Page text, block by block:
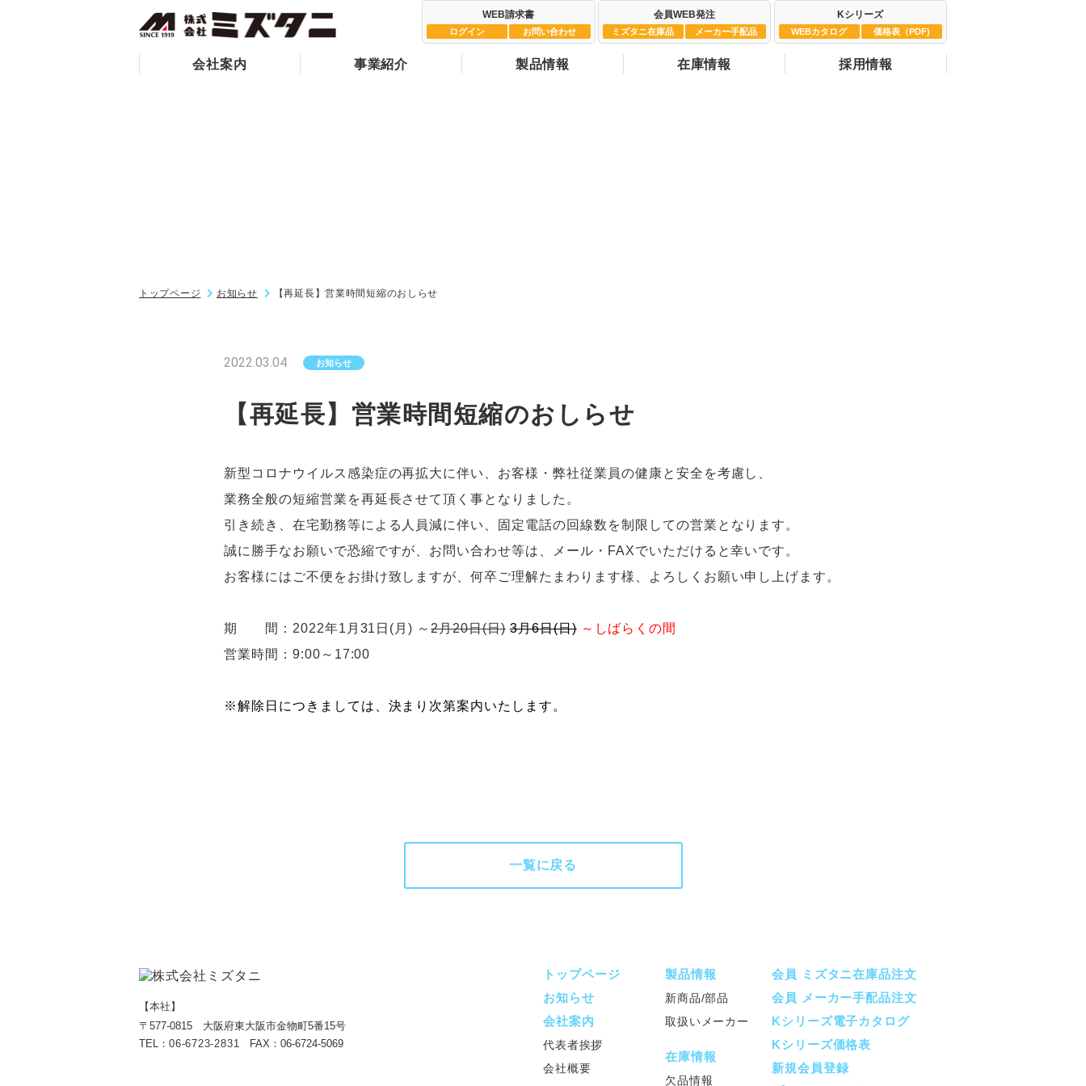
WEB請求書
ログイン お問い合わせ
会員WEB発注
ミズタニ在庫品 メーカー手配品
Kシリーズ
WEBカタログ 価格表（PDF)
会社案内 事業紹介 製品情報 在庫情報 採用情報
トップページ お知らせ 【再延長】営業時間短縮のおしらせ
2022.03.04 お知らせ
【再延長】営業時間短縮のおしらせ
新型コロナウイルス感染症の再拡大に伴い、お客様・弊社従業員の健康と安全を考慮し、
業務全般の短縮営業を再延長させて頂く事となりました。
引き続き、在宅勤務等による人員減に伴い、固定電話の回線数を制限しての営業となります。
誠に勝手なお願いで恐縮ですが、お問い合わせ等は、メール・FAXでいただけると幸いです。
お客様にはご不便をお掛け致しますが、何卒ご理解たまわります様、よろしくお願い申し上げます。
期 間：2022年1月31日(月) ～2月20日(日) 3月6日(日) ～ しばらくの間
営業時間：9:00～17:00
※解除日につきましては、決まり次第案内いたします。
一覧に戻る
【本社】
〒577-0815 大阪府東大阪市金物町5番15号
TEL： 06-6723-2831 FAX：06-6724-5069
トップページ
お知らせ
会社案内
代表者挨拶
会社概要
製品情報
新商品/部品
取扱いメーカー
在庫情報
欠品情報
会員 ミズタニ在庫品注文
会員 メーカー手配品注文
Kシリーズ電子カタログ
Kシリーズ価格表
新規会員登録